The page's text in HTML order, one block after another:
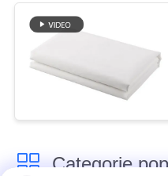
Categorie